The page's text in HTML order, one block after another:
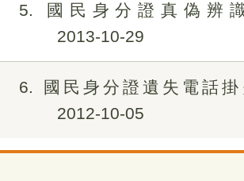
5
國民身分證真偽辨
2013-10-29
6
國民身分證遺失電話
2012-10-05